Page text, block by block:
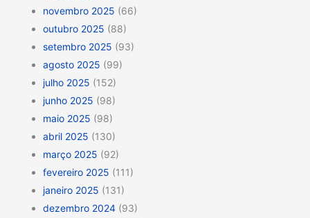
novembro 2025 (66)
outubro 2025 (88)
setembro 2025 (93)
agosto 2025 (99)
julho 2025 (152)
junho 2025 (98)
maio 2025 (98)
abril 2025 (130)
março 2025 (92)
fevereiro 2025 (111)
janeiro 2025 (131)
dezembro 2024 (93)